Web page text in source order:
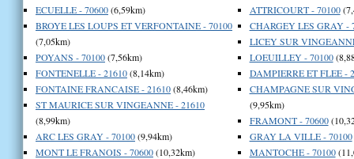
ECUELLE - 70600(6,59km)
BROYE LES LOUPS ET VERFONTAINE - 70100
(7,05km)
POYANS - 70100(7,56km)
FONTENELLE - 21610(8,14km)
FONTAINE FRANCAISE - 21610(8,46km)
ST MAURICE SUR VINGEANNE - 21610
(8,99km)
ARC LES GRAY - 70100(9,94km)
MONT LE FRANOIS - 70600(10,32km)
ATTRICOURT - 70100
CHARGEY LES GRAY -
LICEY SUR
LOEUILLEY - 70100
DAMPIERRE ET FLEE -
CHAMPAGNE SUR
(9,95km)
FRAMONT - 70600
GRAY LA VILLE - 70100
MANTOCHE - 70100